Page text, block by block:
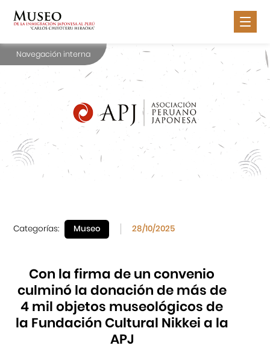
Nosotros
Inmigración Japonesa
Exposiciones
Servicios
Navegación interna
Categorías: Museo 28/10/2025
Con la firma de un convenio
culminó la donación de más de
4 mil objetos museológicos de
la Fundación Cultural Nikkei a la
APJ